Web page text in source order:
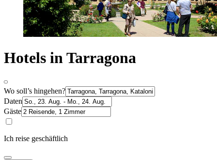
Hotels in Tarragona
Wo soll’s hingehen?
Daten
Gäste
Ich reise geschäftlich